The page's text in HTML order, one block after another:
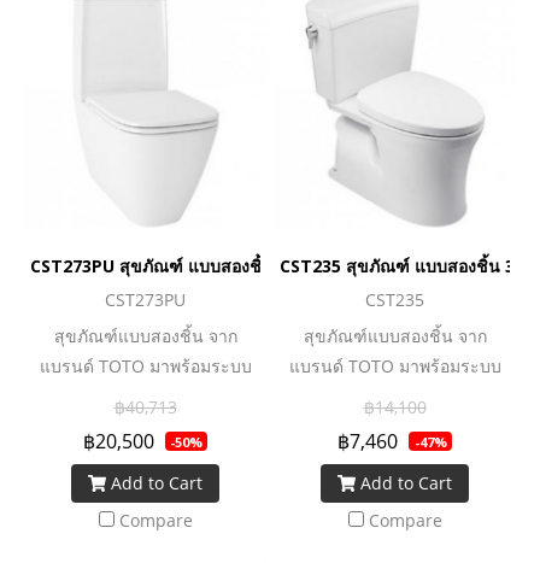
ถือได้ว่าเป็นอีกหนึ่งตัวเลือกดี ๆ
ของนวัตกรรมโถสุขภัณฑ์ที่มอบ
ความคุ้มค่าและตอบโจทย์การ
ใช้งานอย่างแท้จริง
สาร Cefiontect ที่พื้นผิวสุข
สุขภัณฑ์ จึงช่วยลดการเกาะติด
ของคราบสกปรกและเชื้อโรค
ถือได้ว่าเป็นอีกหนึ่งตัวเลือกดี ๆ
ของนวัตกรรมโถสุขภัณฑ์ที่มอบ
ความคุ้มค่าและตอบโจทย์การ
ใช้งานอย่างแท้จริง
CST273PU สุขภัณฑ์ แบบสองชิ้น 4.5/3 ลิตร
CST273PU
สุขภัณฑ์แบบสองชิ้น จาก
แบรนด์ TOTO มาพร้อมระบบ
ชำระล้างที่ทรงพลัง ทำความ
สะอาดหมดจด ทั้งยังประหยัดน้ำ
ยิ่งขึ้นด้วยเทคโนโลยี Water
Saving ช่วยเพิ่มประสิทธิภาพ
การชำระล้าง แต่ใช้ปริมาณน้ำ
฿40,713
฿20,500 -50%
Add to Cart
Compare
CST235 สุขภัณฑ์ แบบสองชิ้น 3/
CST235
สุขภัณฑ์แบบสองชิ้น จาก
แบรนด์ TOTO มาพร้อมระบบ
ชำระล้างที่ทรงพลัง ทำความ
สะอาดหมดจด ทั้งยังประหยัดน้ำ
ยิ่งขึ้นด้วยเทคโนโลยี Water
Saving ช่วยเพิ่มประสิทธิภาพ
การชำระล้าง แต่ใช้ปริมาณน้ำ
฿14,100
฿7,460 -47%
Add to Cart
Compare